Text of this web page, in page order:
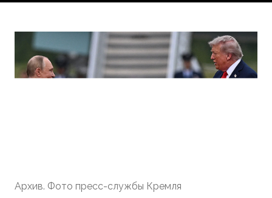
Архив. Фото пресс-службы Кремля